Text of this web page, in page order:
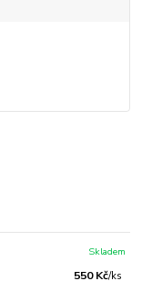
550 Kč/ks
Skladem